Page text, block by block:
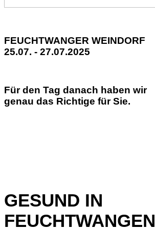
FEUCHTWANGER WEINDORF
25.07. - 27.07.2025
Für den Tag danach haben wir
genau das Richtige für Sie.
GESUND IN
FEUCHTWANGEN